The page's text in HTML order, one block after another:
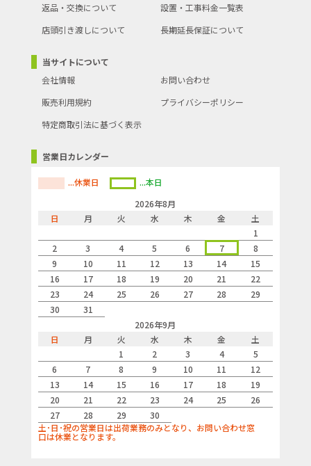
返品・交換について
設置・工事料金一覧表
店頭引き渡しについて
長期延長保証について
当サイトについて
会社情報
お問い合わせ
販売利用規約
プライバシーポリシー
特定商取引法に基づく表示
営業日カレンダー
...休業日
...本日
2026年8月
日
月 火 水 木 金
土
1
2
3 4 5 6 7
8
9
10 11 12 13 14
15
16
17 18 19 20 21
22
23
24 25 26 27 28
29
30
31
2026年9月
日
月 火 水 木 金
土
1
2 3 4
5
6
7 8 9 10 11
12
13
14 15 16 17 18
19
20
21 22 23 24 25
26
27
28 29
30
土･日･祝の営業日は出荷業務のみとなり、お問い合わせ窓
口は休業となります。